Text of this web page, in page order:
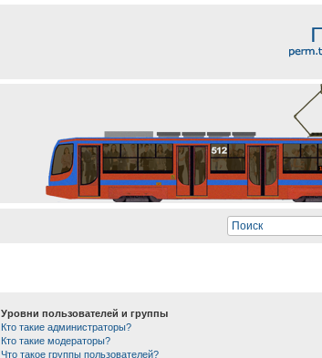
Уровни пользователей и группы
Кто такие администраторы?
Кто такие модераторы?
Что такое группы пользователей?